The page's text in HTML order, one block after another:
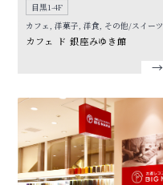
目黒1-4F
カフェ, 洋菓子, 洋食, その他/スイーツ
カフェ ド 銀座みゆき館